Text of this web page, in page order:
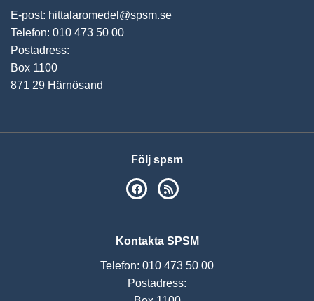
E-post: hittalaromedel@spsm.se
Telefon: 010 473 50 00
Postadress:
Box 1100
871 29 Härnösand
Följ spsm
SPSM på Facebook
Kontakta SPSM
Telefon: 010 473 50 00
Postadress: